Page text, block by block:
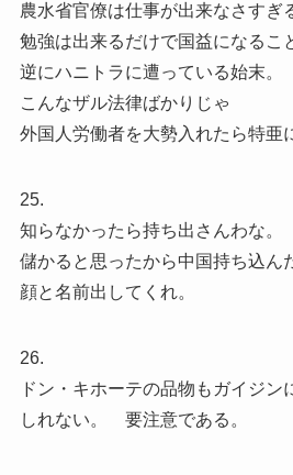
農水省官僚は仕事が出来なさすぎ
勉強は出来るだけで国益になるこ
逆にハニトラに遭っている始末。
こんなザル法律ばかりじゃ
外国人労働者を大勢入れたら特亜
25.
知らなかったら持ち出さんわな。
儲かると思ったから中国持ち込ん
顔と名前出してくれ。
26.
ドン・キホーテの品物もガイジン
しれない。 要注意である。